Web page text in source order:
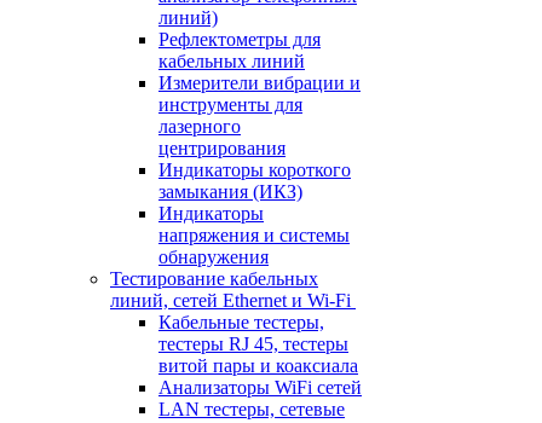
линий)
Рефлектометры для
кабельных линий
Измерители вибрации и
инструменты для
лазерного
центрирования
Индикаторы короткого
замыкания (ИКЗ)
Индикаторы
напряжения и системы
обнаружения
Тестирование кабельных
линий, сетей Ethernet и Wi-Fi
Кабельные тестеры,
тестеры RJ 45, тестеры
витой пары и коаксиала
Анализаторы WiFi сетей
LAN тестеры, сетевые